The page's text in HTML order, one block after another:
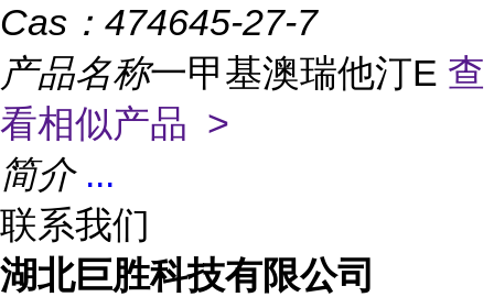
Cas： 474645-27-7
产品名称一甲基澳瑞他汀E 查
看相似产品 >
简介 ...
联系我们
湖北巨胜科技有限公司